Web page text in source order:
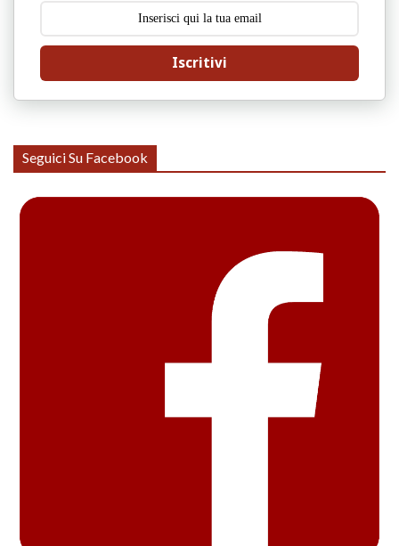
Iscritivi
Seguici Su Facebook